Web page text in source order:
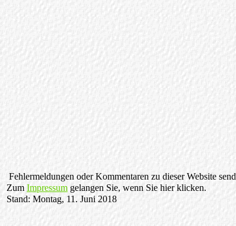
Fehlermeldungen oder Kommentaren zu dieser Website
Zum Impressum gelangen Sie, wenn Sie hier klicken.
Stand: Montag, 11. Juni 2018